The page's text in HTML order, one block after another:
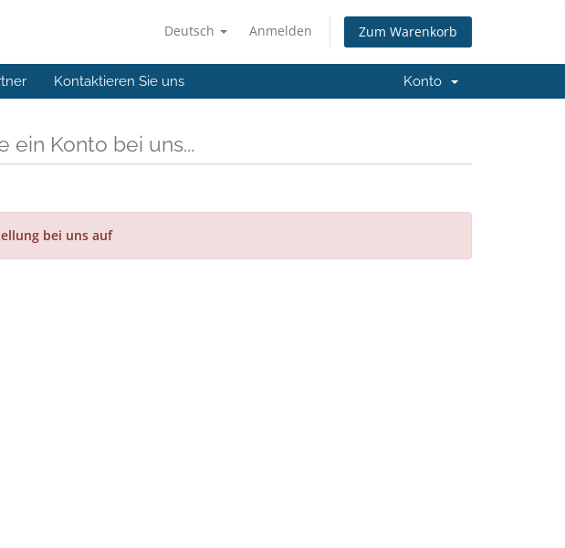
Deutsch Anmelden Zum Warenkorb
Kontaktieren Sie uns Konto
ein Konto bei uns...
bei uns auf